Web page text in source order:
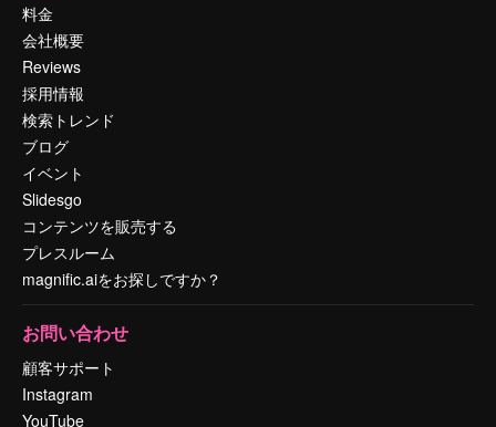
料金
会社概要
Reviews
採用情報
検索トレンド
ブログ
イベント
Slidesgo
コンテンツを販売する
プレスルーム
magnific.aiをお探しですか？
お問い合わせ
顧客サポート
Instagram
YouTube